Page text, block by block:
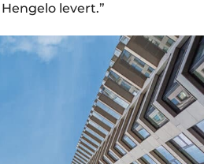
levert.”